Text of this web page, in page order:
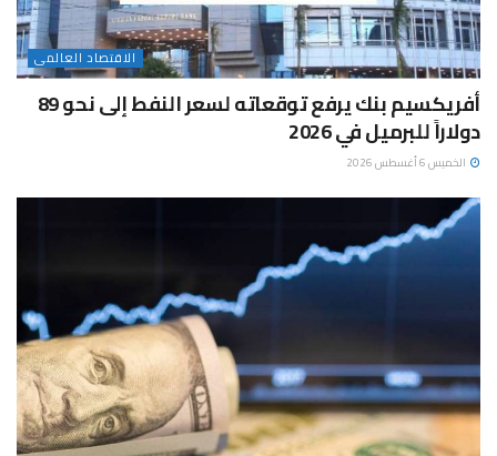
الاقتصاد العالمى
أفريكسيم بنك يرفع توقعاته لسعر النفط إلى نحو 89
دولاراً للبرميل في 2026
الخميس 6 أغسطس 2026